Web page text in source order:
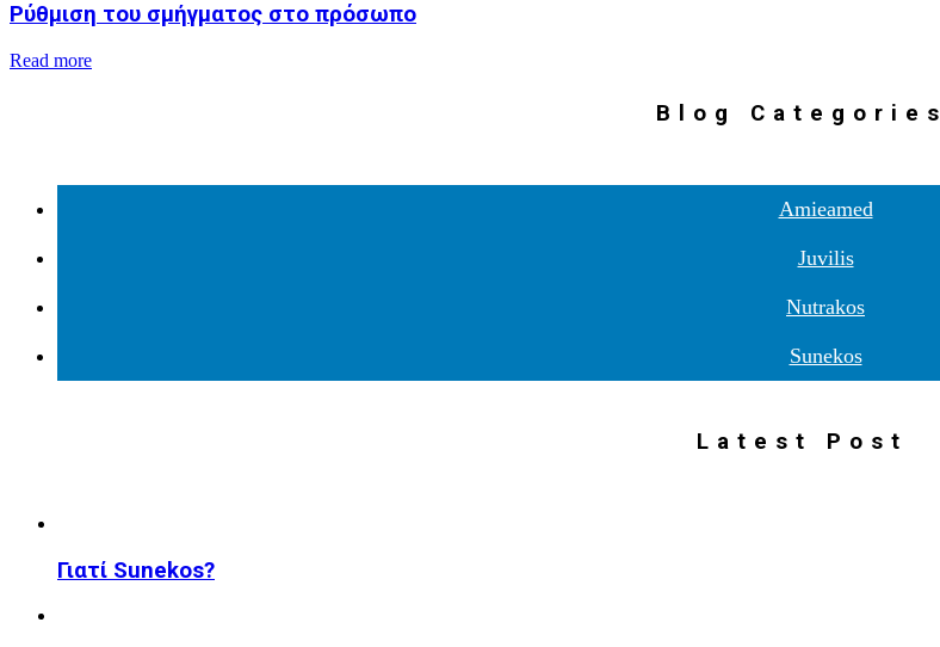
Ρύθμιση του σμήγματος στο πρόσωπο
Read more
Blog Categories
Amieamed
Juvilis
Nutrakos
Sunekos
Latest Post
Γιατί Sunekos?